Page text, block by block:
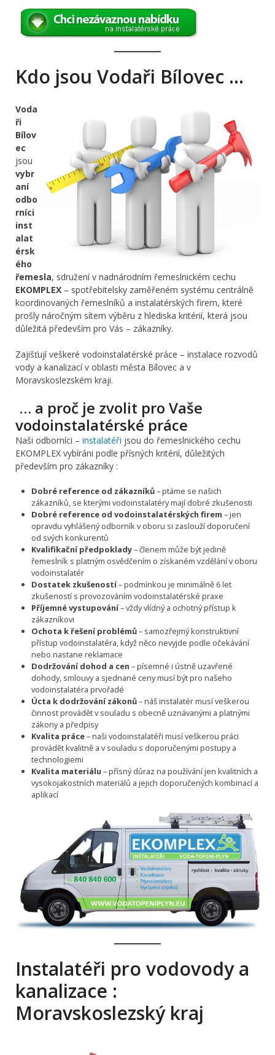
Kdo jsou Vodaři Bílovec …
Voda
ři
Bílov
ec
jsou
vybr
aní
odbo
rníci
inst
alat
érsk
ého
řemesla, sdružení v nadnárodním řemeslnickém cechu
EKOMPLEX – spotřebitelsky zaměřeném systému centrálně
koordinovaných řemeslníků a instalatérských firem, které
prošly náročným sítem výběru z hlediska kritérií, která jsou
důležitá především pro Vás – zákazníky.
Zajišťují veškeré vodoinstalatérské práce – instalace rozvodů
vody a kanalizací v oblasti města Bílovec a v
Moravskoslezském kraji.
… a proč je zvolit pro Vaše
vodoinstalatérské práce
Naši odborníci – instalatéři jsou do řemeslnického cechu
EKOMPLEX vybíráni podle přísných kritérií, důležitých
především pro zákazníky :
Dobré reference od zákazníků– ptáme se našich
zákazníků, se kterými vodoinstalatéry mají dobré zkušenosti
Dobré reference od vodoinstalatérských firem – jen
opravdu vyhlášený odborník v oboru si zaslouží doporučení
od svých konkurentů
Kvalifikační předpoklady– členem může být jedině
řemeslník s platným osvědčením o získaném vzdělání v oboru
vodoinstalatér
Dostatek zkušeností– podmínkou je minimálně 6 let
zkušeností s provozováním vodoinstalatérské praxe
Příjemné vystupování– vždy vlídný a ochotný přístup k
zákazníkovi
Ochota k řešení problémů– samozřejmý konstruktivní
přístup vodoinstalatéra, když něco nevyjde podle očekávání
nebo nastane reklamace
Dodržování dohod a cen – písemné i ústně uzavřené
dohody, smlouvy a sjednané ceny musí být pro našeho
vodoinstalatéra prvořadé
Úcta k dodržování zákonů– náš instalatér musí veškerou
činnost provádět v souladu s obecně uznávanými a platnými
zákony a předpisy
Kvalita práce– naši vodoinstalatéři musí veškerou práci
provádět kvalitně a v souladu s doporučenými postupy a
technologiemi
Kvalita materiálu – přísný důraz na používání jen kvalitních a
vysokojakostních materiálů a jejich doporučených kombinací a
aplikací
Instalatéři pro vodovody a
kanalizace :
Moravskoslezský kraj